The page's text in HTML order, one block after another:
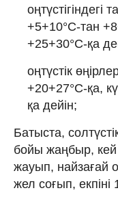
+5+10°С-тан
+25+30°С-қа
оңтүстік
+20+27°С-қа,
қа дейін;
Батыста,
бойы жаңбыр, кей
жауып, найзағай
жел соғып, екпіні